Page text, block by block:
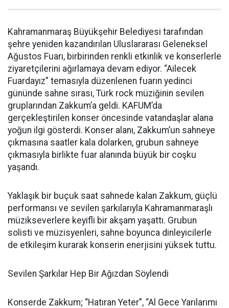
Kahramanmaraş Büyükşehir Belediyesi tarafından
şehre yeniden kazandırılan Uluslararası Geleneksel
Ağustos Fuarı, birbirinden renkli etkinlik ve konserlerle
ziyaretçilerini ağırlamaya devam ediyor. “Ailecek
Fuardayız” temasıyla düzenlenen fuarın yedinci
gününde sahne sırası, Türk rock müziğinin sevilen
gruplarından Zakkum’a geldi. KAFUM’da
gerçekleştirilen konser öncesinde vatandaşlar alana
yoğun ilgi gösterdi. Konser alanı, Zakkum’un sahneye
çıkmasına saatler kala dolarken, grubun sahneye
çıkmasıyla birlikte fuar alanında büyük bir coşku
yaşandı.
Yaklaşık bir buçuk saat sahnede kalan Zakkum, güçlü
performansı ve sevilen şarkılarıyla Kahramanmaraşlı
müzikseverlere keyifli bir akşam yaşattı. Grubun
solisti ve müzisyenleri, sahne boyunca dinleyicilerle
de etkileşim kurarak konserin enerjisini yüksek tuttu.
Sevilen Şarkılar Hep Bir Ağızdan Söylendi
Konserde Zakkum; “Hatıran Yeter”, “Al Gece Yarılarımı